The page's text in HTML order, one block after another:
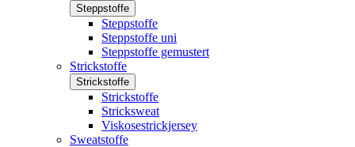
Steppstoffe
Steppstoffe
Steppstoffe uni
Steppstoffe gemustert
Strickstoffe
Strickstoffe
Strickstoffe
Stricksweat
Viskosestrickjersey
Sweatstoffe